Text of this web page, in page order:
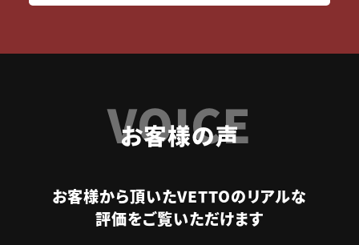
VOICE
お客様の声
お客様から頂いたVETTOのリアルな
評価をご覧いただけます